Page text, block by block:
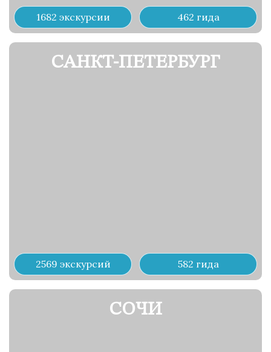
1682 экскурсии 462 гида
САНКТ-ПЕТЕРБУРГ
2569 экскурсий 582 гида
СОЧИ